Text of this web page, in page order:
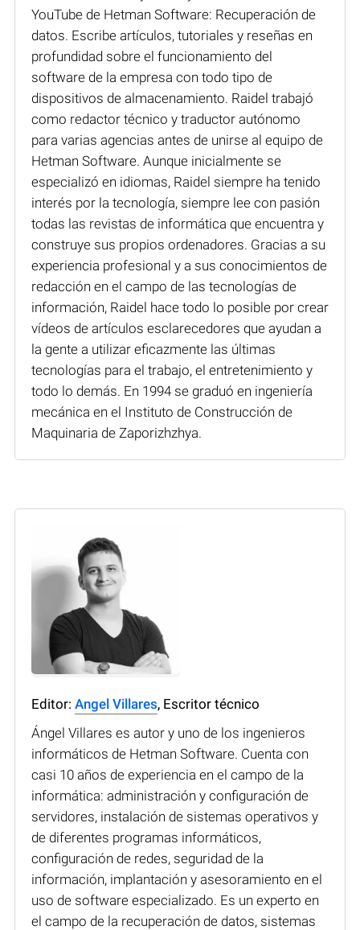
YouTube de Hetman Software: Recuperación de
datos. Escribe artículos, tutoriales y reseñas en
profundidad sobre el funcionamiento del
software de la empresa con todo tipo de
dispositivos de almacenamiento. Raidel trabajó
como redactor técnico y traductor autónomo
para varias agencias antes de unirse al equipo de
Hetman Software. Aunque inicialmente se
especializó en idiomas, Raidel siempre ha tenido
interés por la tecnología, siempre lee con pasión
todas las revistas de informática que encuentra y
construye sus propios ordenadores. Gracias a su
experiencia profesional y a sus conocimientos de
redacción en el campo de las tecnologías de
información, Raidel hace todo lo posible por crear
vídeos de artículos esclarecedores que ayudan a
la gente a utilizar eficazmente las últimas
tecnologías para el trabajo, el entretenimiento y
todo lo demás. En 1994 se graduó en ingeniería
mecánica en el Instituto de Construcción de
Maquinaria de Zaporizhzhya.
Editor: Angel Villares, Escritor técnico
Ángel Villares es autor y uno de los ingenieros
informáticos de Hetman Software. Cuenta con
casi 10 años de experiencia en el campo de la
informática: administración y configuración de
servidores, instalación de sistemas operativos y
de diferentes programas informáticos,
configuración de redes, seguridad de la
información, implantación y asesoramiento en el
uso de software especializado. Es un experto en
el campo de la recuperación de datos, sistemas